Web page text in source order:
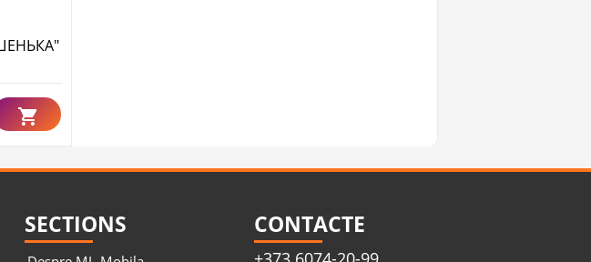
SECTIONS CONTACTE